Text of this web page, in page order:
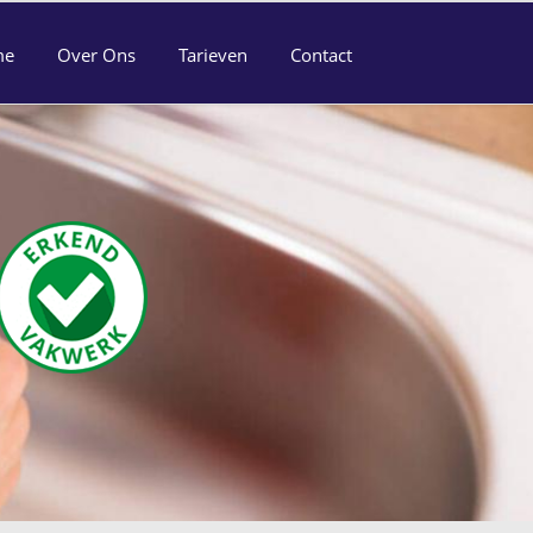
Over Ons Tarieven Contact